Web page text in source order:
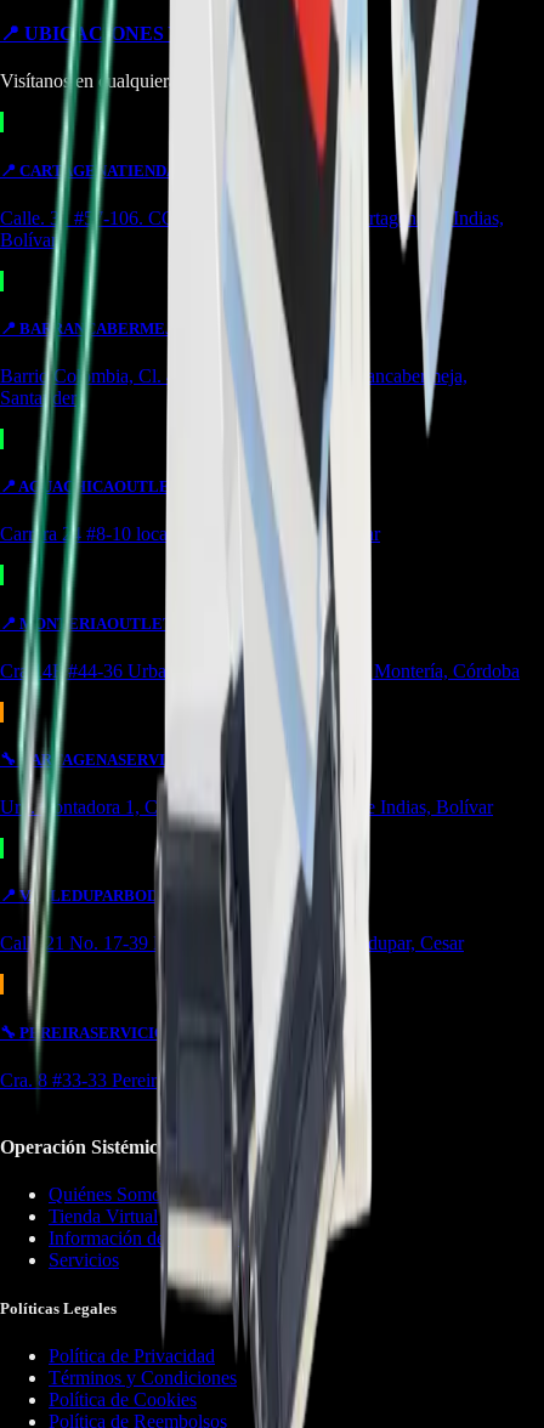
📍 UBICACIONES Y SUCURSALES
Visítanos en cualquiera de nuestras tiendas
📍 CARTAGENATIENDA
Calle. 31 #57-106. CC Ejecutivos Local 130 Cartagena de Indias,
Bolívar
📍 BARRANCABERMEJA
Barrio Colombia, Cl. 49 #15-66 Local 107 Barrancabermeja,
Santander
📍AGUACHICAOUTLET
Carrera 24 #8-10 local 2 Potozí Aguachica, Cesar
📍 MONTERIAOUTLET
Cra 14F #44-36 Urbanización Portal de Almeria Montería, Córdoba
🔧 CARTAGENASERVICIO
Urb. Contadora 1, Cra. 69 #31a-37 Cartagena de Indias, Bolívar
📍 VALLEDUPARBODEGA/OUTLET
Calle 21 No. 17-39 Local 4 Simón bolivar Valledupar, Cesar
🔧 PEREIRASERVICIO
Cra. 8 #33-33 Pereira, Risaralda
Operación Sistémica
Quiénes Somos
Tienda Virtual
Información de Contacto
Servicios
Políticas Legales
Política de Privacidad
Términos y Condiciones
Política de Cookies
Política de Reembolsos